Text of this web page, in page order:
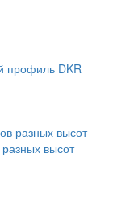
профиль DKR
высот